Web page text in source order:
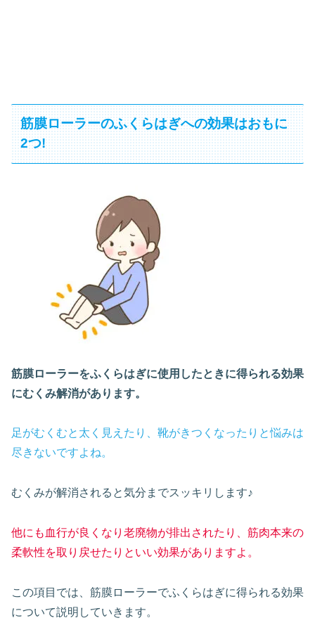
筋膜ローラーのふくらはぎへの効果はおもに
2つ!
筋膜ローラーをふくらはぎに使用したときに得られる効果
にむくみ解消があります。
足がむくむと太く見えたり、靴がきつくなったりと悩みは
尽きないですよね。
むくみが解消されると気分までスッキリします♪
他にも血行が良くなり老廃物が排出されたり、筋肉本来の
柔軟性を取り戻せたりといい効果がありますよ。
この項目では、筋膜ローラーでふくらはぎに得られる効果
について説明していきます。